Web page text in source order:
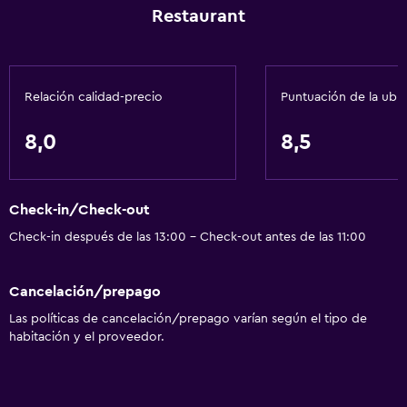
Estacionamiento y transporte
Estacionamiento privado
Sistema de entretenimiento
Radio
TV
TV por cable o vía satélite
Accesibilidad y adecuación
Habitaciones para no fumadores disponibles
Mascotas permitidas bajo consulta (pueden aplicar cargos
Restaurant
Relación calidad-precio
8,0
Puntuación de la
8,5
Check-in/Check-out
Check-in después de las 13:00 - Check-out antes de las 11:00
Cancelación/prepago
Las políticas de cancelación/prepago varían según el tipo de
habitación y el proveedor.